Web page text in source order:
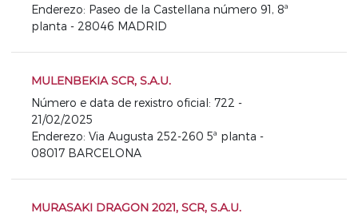
Enderezo: Paseo de la Castellana número 91, 8ª
planta - 28046 MADRID
MULENBEKIA SCR, S.A.U.
Número e data de rexistro oficial: 722 -
21/02/2025
Enderezo: Via Augusta 252-260 5ª planta -
08017 BARCELONA
MURASAKI DRAGON 2021, SCR, S.A.U.